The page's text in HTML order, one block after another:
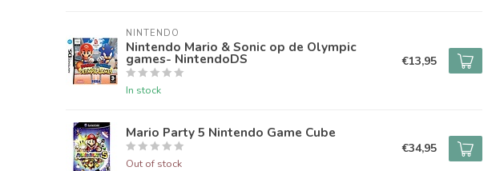
NINTENDO
Nintendo Mario & Sonic op de Olympic
games- NintendoDS
In stock
€13,95
Mario Party 5 Nintendo Game Cube
Out of stock
€34,95